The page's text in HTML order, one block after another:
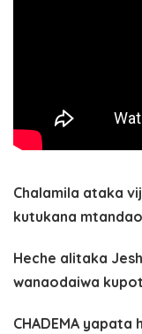
Chalamila ataka
kutukana
Heche alitaka
wanaodaiwa
CHADEMA yapata